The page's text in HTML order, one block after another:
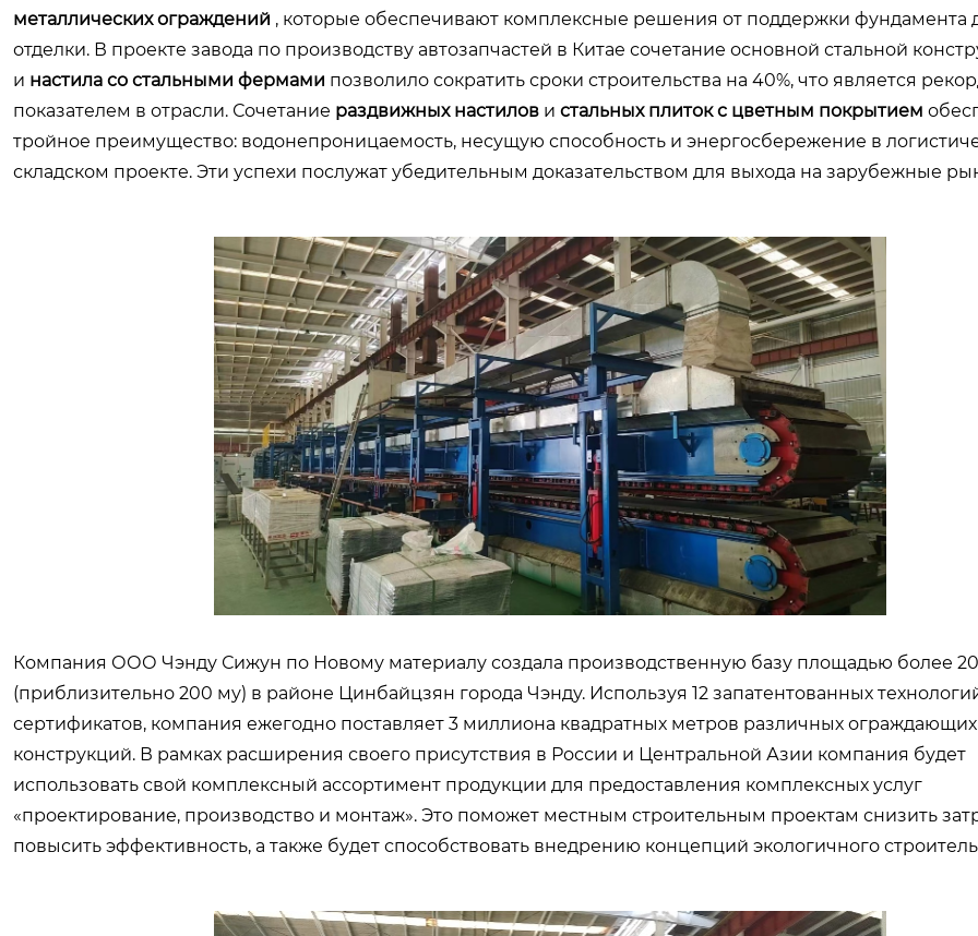
металлических ограждений , которые обеспечивают комплексные решения от поддержки фундамента
отделки. В проекте завода по производству автозапчастей в Китае сочетание основной стальной
и настила со стальными фермами позволило сократить сроки строительства на 40%, что является
показателем в отрасли. Сочетание раздвижных настилов и стальных плиток с цветным покрытием
тройное преимущество: водонепроницаемость, несущую способность и энергосбережение в
складском проекте. Эти успехи послужат убедительным доказательством для выхода на зарубежные
Компания ООО Чэнду Сижун по Новому материалу создала производственную базу площадью более
(приблизительно 200 му) в районе Цинбайцзян города Чэнду. Используя 12 запатентованных
сертификатов, компания ежегодно поставляет 3 миллиона квадратных метров различных ограждающих
конструкций. В рамках расширения своего присутствия в России и Центральной Азии компания будет
использовать свой комплексный ассортимент продукции для предоставления комплексных услуг
«проектирование, производство и монтаж». Это поможет местным строительным проектам снизить
повысить эффективность, а также будет способствовать внедрению концепций экологичного